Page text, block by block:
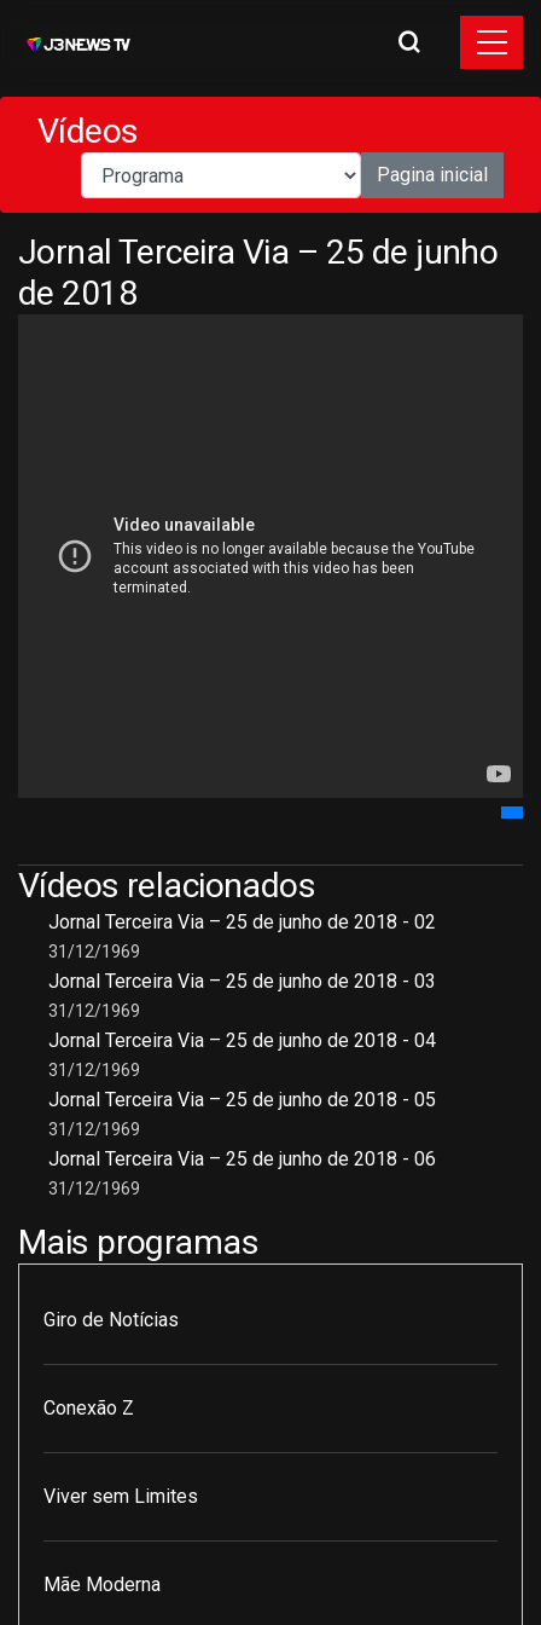
Vídeos
Pagina inicial
Jornal Terceira Via – 25 de junho
de 2018
Vídeos relacionados
Jornal Terceira Via – 25 de junho de 2018 - 02
31/12/1969
Jornal Terceira Via – 25 de junho de 2018 - 03
31/12/1969
Jornal Terceira Via – 25 de junho de 2018 - 04
31/12/1969
Jornal Terceira Via – 25 de junho de 2018 - 05
31/12/1969
Jornal Terceira Via – 25 de junho de 2018 - 06
31/12/1969
Mais programas
Giro de Notícias
Conexão Z
Viver sem Limites
Mãe Moderna